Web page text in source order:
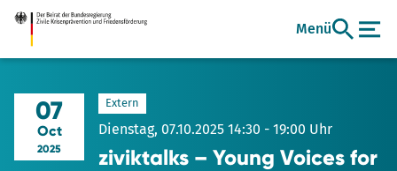
Zum
Hauptinhalt
Menü
07
Oct
2025
Extern
Dienstag, 07.10.2025 14:30 - 19:00 Uhr
ziviktalks – Young Voices for